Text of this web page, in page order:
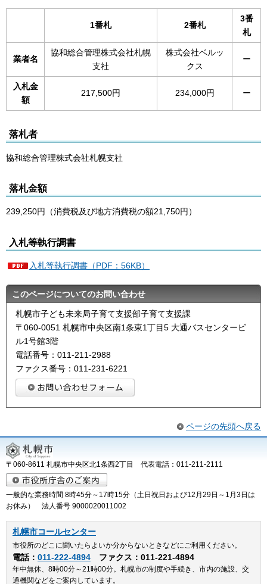
1番札 2番札
3番
札
業者名
協和総合管理株式会社札幌
支社
株式会社ベルッ
クス
ー
入札金
額
217,500円 234,000円 ー
落札者
協和総合管理株式会社札幌支社
落札金額
239,250円（消費税及び地方消費税の額21,750円）
入札等執行調書
入札等執行調書（PDF：56KB）
このページについてのお問い合わせ
札幌市子ども未来局子育て支援部子育て支援課
〒060-0051 札幌市中央区南1条東1丁目5 大通バスセンタービ
ル1号館3階
電話番号：011-211-2988
ファクス番号：011-231-6221
ページの先頭へ戻る
〒060-8611 札幌市中央区北1条西2丁目 代表電話：011-211-2111
一般的な業務時間 8時45分～17時15分（土日祝日および12月29日～1月3日は
お休み） 法人番号 9000020011002
札幌市コールセンター
市役所のどこに聞いたらよいか分からないときなどにご利用ください。
電話： 011-222-4894 ファクス：011-221-4894
年中無休、8時00分～21時00分。札幌市の制度や手続き、市内の施設、交
通機関などをご案内しています。